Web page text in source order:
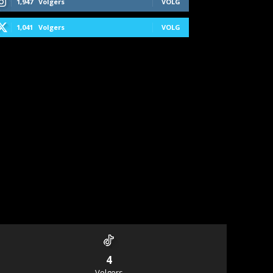
1,041 Volgers VOLG
4